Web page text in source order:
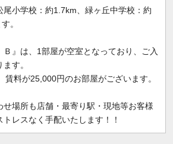
尾小学校：約1.7km、緑ヶ丘中学校：約
。
』は、1部屋が空室となっており、ご入
す。
賃料が25,000円のお部屋がございます。
せ場所も店舗・最寄り駅・現地等お客様
レスなく手配いたします！！